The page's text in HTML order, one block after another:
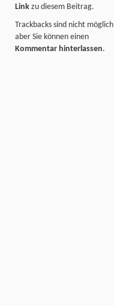
Link zu diesem Beitrag.
Trackbacks sind nicht möglich
aber Sie können einen
Kommentar hinterlassen.